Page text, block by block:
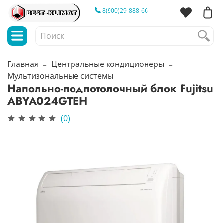
8(900)29-888-66
Главная
Центральные кондиционеры
Мультизональные системы
Напольно-подпотолочный блок Fujitsu
ABYA024GTEH
(0)